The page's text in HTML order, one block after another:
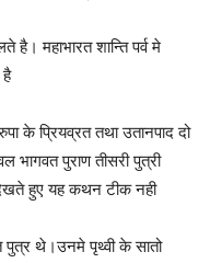
है। महाभारत शान्ति पर्व मे
है
के प्रियव्रत तथा उतानपाद दो
भागवत पुराण तीसरी पुत्री
देखते हुए यह कथन टीक नही
पुत्र थे।उनमे पृथ्वी के सातो